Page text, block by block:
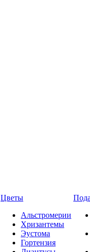
Цветы
Альстромерии
Хризантемы
Эустома
Гортензия